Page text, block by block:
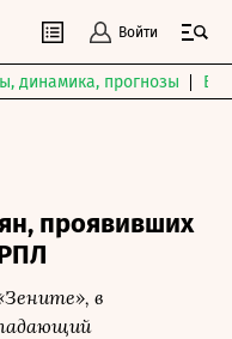
Войти
динамика, прогнозы
проявивших
в